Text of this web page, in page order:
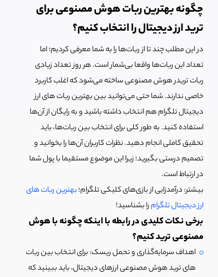
چگونه بهترین ربات هوش مصنوعی برای
ترید ارز دیجیتال را انتخاب کنیم؟
در این مطلب چند تا از ربات‌ها را به شما معرفی کردیم؛ اما
تعداد این ربات‌ها واقعا بی‌شمار است. هر روز تعداد زیادی
ربات تریدر هوش مصنوعی ساخته می‌شود که اغلب کاربرد
خاصی ندارند. شما حتی می‌توانید بین بهترین ربات های ارز
دیجیتال تلگرام هم انتخاب داشته باشید و به رایگان از آن‌ها
استفاده کنید. به طور کلی برای انتخاب بین ربات‌ها، باید
تحقیق کاملی انجام دهید. نظرات کاربران آن‌ها را بخوانید و
تصمیم درستی بگیرید؛ زیرا این موضوع مستقیما با پول شما
در ارتباط است.
بیشتر: درآمدزایی از بازی‌های کلیکی تلگرام؛بهترین ربات های
ارز دیجیتال تلگرام را بشناسید!
برخی نکات کلیدی در رابطه با اینکه چگونه با هوش
مصنوعی ترید کنیم؟
اهداف سرمایه‌گذاری و تحمل ریسک: برای انتخاب بین ربات
های ترید هوش مصنوعی ارزهای دیجیتال، باید ببینید که